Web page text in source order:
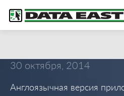
30 октября, 2014
Англоязычная версия